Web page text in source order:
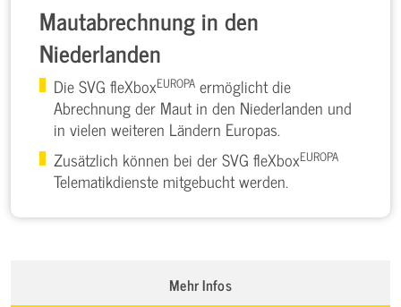
Mautabrechnung in den
Niederlanden
Die SVG fleXboxEUROPA ermöglicht die
Abrechnung der Maut in den Niederlanden und
in vielen weiteren Ländern Europas.
Zusätzlich können bei der SVG fleXboxEUROPA
Telematikdienste mitgebucht werden.
Mehr Infos